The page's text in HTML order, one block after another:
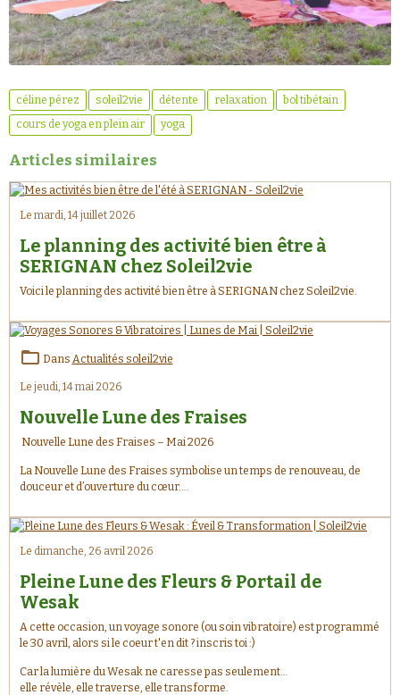
céline pérez soleil2vie détente relaxation
bol tibétain
cours de yoga en plein air
yoga
Articles similaires
Le mardi, 14 juillet 2026
Le planning des activité bien être à
SERIGNAN chez Soleil2vie
Voici le planning des activité bien être à SERIGNAN chez Soleil2vie.
Dans Actualités soleil2vie
Le jeudi, 14 mai 2026
Nouvelle Lune des Fraises
Nouvelle Lune des Fraises – Mai 2026
La Nouvelle Lune des Fraises symbolise un temps de renouveau, de
douceur et d’ouverture du cœur.
patience, elle nous invite à accueillir ce qui mûrit en nous : nouvelles
intentions, élans du cœur, guérisons intérieures et transformations
profondes. ✨
Le dimanche, 26 avril 2026
Pleine Lune des Fleurs & Portail de
Wesak
A cette occasion, un voyage sonore (ou soin vibratoire) est programmé
le 30 avril, alors si le coeur t'en dit ? inscris toi :)
Car la lumière du Wesak ne caresse pas seulement…
elle révèle, elle traverse, elle transforme.